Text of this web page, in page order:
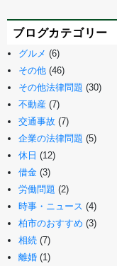
ブログカテゴリー
グルメ (6)
その他 (46)
その他法律問題 (30)
不動産 (7)
交通事故 (7)
企業の法律問題 (5)
休日 (12)
借金 (3)
労働問題 (2)
時事・ニュース (4)
柏市のおすすめ (3)
相続 (7)
離婚 (1)